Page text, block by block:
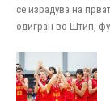
се израдува на
одигран во Штип,